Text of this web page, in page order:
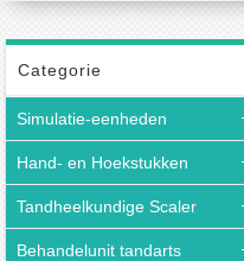
Categorie
Simulatie-eenheden
Hand- en Hoekstukken
Tandheelkundige Scaler
Behandelunit tandarts